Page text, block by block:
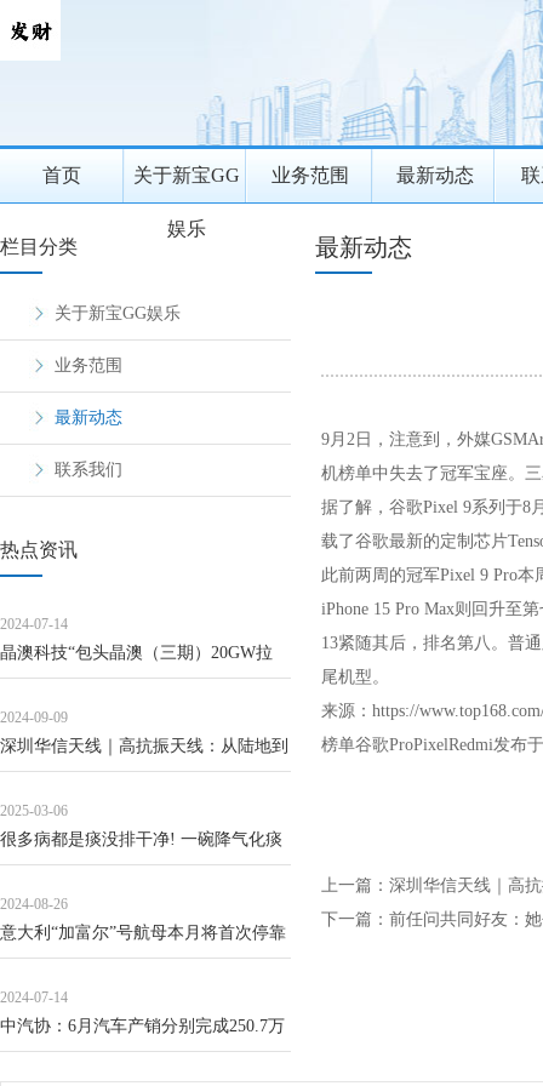
首页 关于新宝GG
娱乐
业务范围 最新动态
栏目分类
关于新宝GG娱乐
业务范围
最新动态
联系我们
热点资讯
2024-07-14
晶澳科技“包头晶澳（三期）20GW拉
2024-09-09
深圳华信天线｜高抗振天线：从陆地到
2025-03-06
很多病都是痰没排干净! 一碗降气化痰
2024-08-26
意大利“加富尔”号航母本月将首次停靠
2024-07-14
中汽协：6月汽车产销分别完成250.7万
最新动态
9月2日，注意到，外媒
机榜单中失去了冠军宝座。
据了解，谷歌Pixel 9系列于8
载了谷歌最新的定制芯片
此前两周的冠军Pixel 9 Pro
iPhone 15 Pro Max则回升至
13紧随其后，排名第八。普
尾机型。
来源：https://
榜单谷歌ProPixelRedmi发布
上一篇： 深圳华信天线｜高
下一篇： 前任问共同好友：